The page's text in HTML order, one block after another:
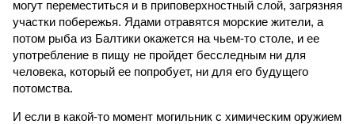
могут переместиться и в приповерхностный слой, загрязняя
участки побережья. Ядами отравятся морские жители, а
потом рыба из Балтики окажется на чьем-то столе, и ее
употребление в пищу не пройдет бесследным ни для
человека, который ее попробует, ни для его будущего
потомства.
И если в какой-то момент могильник с химическим оружием